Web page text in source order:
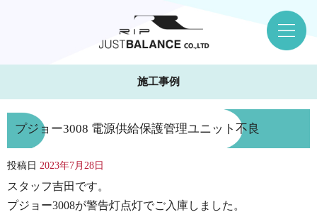
施工事例
プジョー3008 電源供給保護管理ユニット不良
投稿日 2023年7月28日
スタッフ吉田です。
プジョー3008が警告灯点灯でご入庫しました。